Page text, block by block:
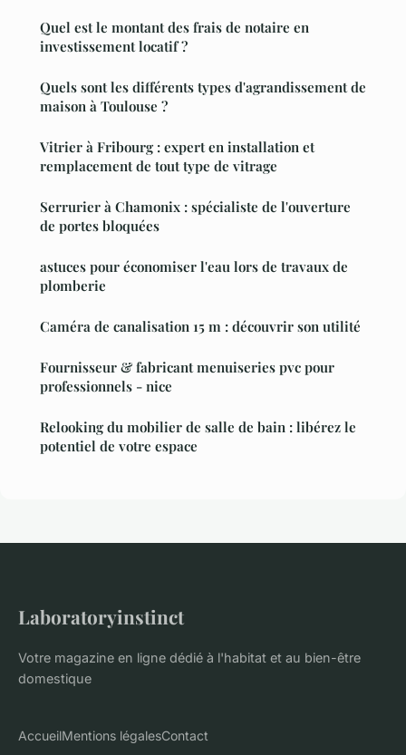
Quel est le montant des frais de notaire en
investissement locatif ?
Quels sont les différents types d'agrandissement de
maison à Toulouse ?
Vitrier à Fribourg : expert en installation et
remplacement de tout type de vitrage
Serrurier à Chamonix : spécialiste de l'ouverture
de portes bloquées
astuces pour économiser l'eau lors de travaux de
plomberie
Caméra de canalisation 15 m : découvrir son utilité
Fournisseur & fabricant menuiseries pvc pour
professionnels - nice
Relooking du mobilier de salle de bain : libérez le
potentiel de votre espace
Laboratoryinstinct
Votre magazine en ligne dédié à l'habitat et au bien-être
domestique
AccueilMentions légalesContact